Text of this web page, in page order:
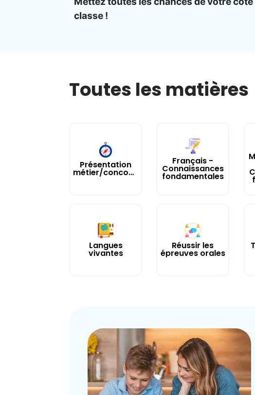
classe !
Toutes les matières
Présentation
métier/concours
Français -
Connaissances
fondamentales
Langues
vivantes
Réussir les
épreuves orales